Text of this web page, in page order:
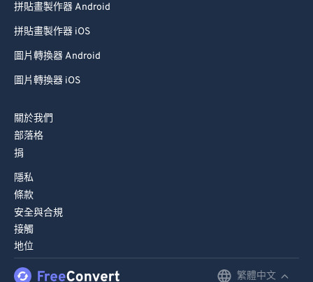
拼貼畫製作器 Android
拼貼畫製作器 iOS
圖片轉換器 Android
圖片轉換器 iOS
關於我們
部落格
捐
隱私
條款
安全與合規
接觸
地位
繁體中文